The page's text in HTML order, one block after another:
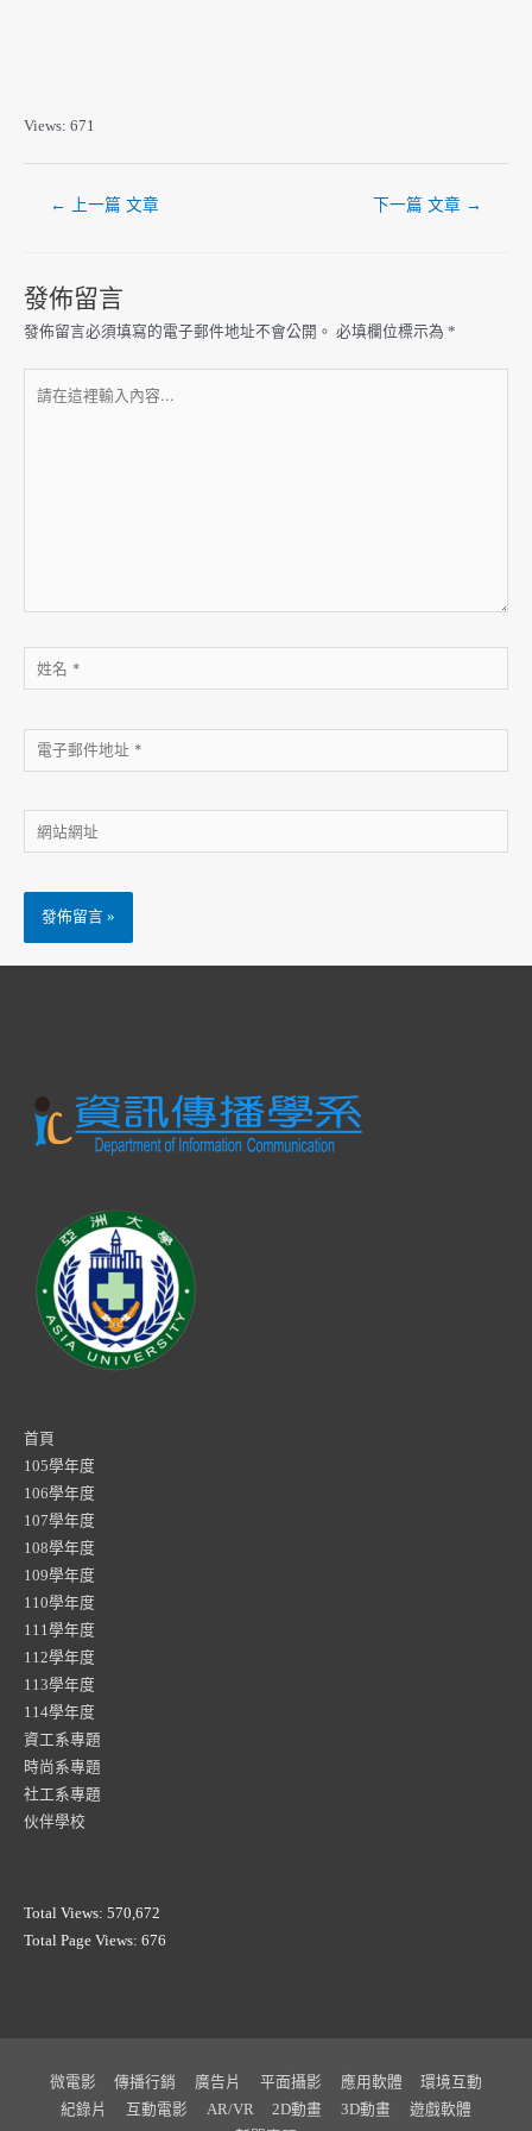
Views: 671
← 上一篇 文章 下一篇 文章 →
發佈留言
發佈留言必須填寫的電子郵件地址不會公開。 必填欄位標示為 *
首頁
105學年度
106學年度
107學年度
108學年度
109學年度
110學年度
111學年度
112學年度
113學年度
114學年度
資工系專題
時尚系專題
社工系專題
伙伴學校
Total Views: 570,672
Total Page Views: 676
微電影 傳播行銷 廣告片 平面攝影 應用軟體
環境互動
紀錄片
互動電影 AR/VR 2D動畫 3D動畫
遊戲軟體